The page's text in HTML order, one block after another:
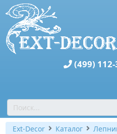
(499) 112-
Ext-Decor Каталог